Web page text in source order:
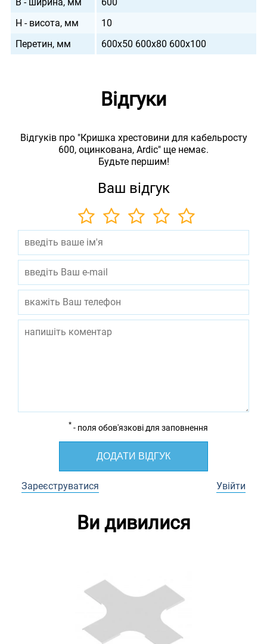
H - висота, мм
10
Перетин, мм
600х50 600х80 600х100
Відгуки
Відгуків про "Кришка хрестовини для кабельросту
600, оцинкована, Ardic" ще немає.
Будьте першим!
Ваш відгук
* - поля обов'язкові для заповнення
ДОДАТИ ВІДГУК
Зареєструватися Увійти
Ви дивилися